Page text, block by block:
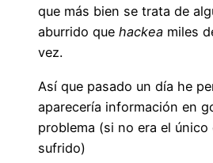
que más bien se trata de
aburrido que hackea miles
vez.
Así que pasado un día he
aparecería información en
problema (si no era el único
sufrido)